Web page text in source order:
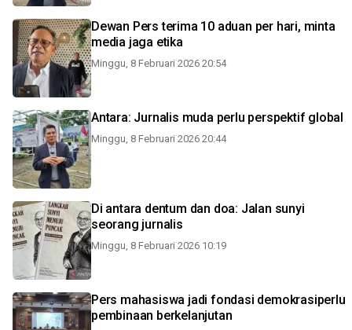
Dewan Pers terima 10 aduan per hari, minta
media jaga etika
Minggu, 8 Februari 2026 20:54
Antara: Jurnalis muda perlu perspektif global
Minggu, 8 Februari 2026 20:44
Di antara dentum dan doa: Jalan sunyi
seorang jurnalis
Minggu, 8 Februari 2026 10:19
Pers mahasiswa jadi fondasi demokrasiperlu
pembinaan berkelanjutan